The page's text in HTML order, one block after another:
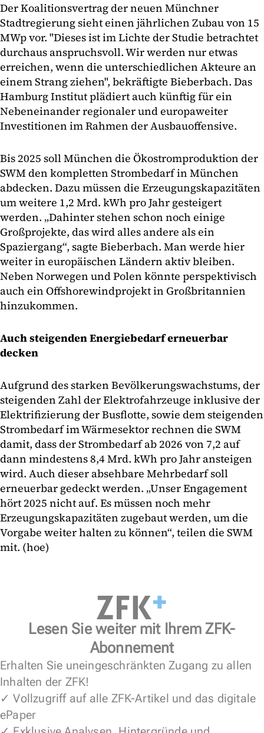
Der Koalitionsvertrag der neuen Münchner
Stadtregierung sieht einen jährlichen Zubau von 15
MWp vor. "Dieses ist im Lichte der Studie betrachtet
durchaus anspruchsvoll. Wir werden nur etwas
erreichen, wenn die unterschiedlichen Akteure an
einem Strang ziehen", bekräftigte Bieberbach. Das
Hamburg Institut plädiert auch künftig für ein
Nebeneinander regionaler und europaweiter
Investitionen im Rahmen der Ausbauoffensive.
Bis 2025 soll München die Ökostromproduktion der
SWM den kompletten Strombedarf in München
abdecken. Dazu müssen die Erzeugungskapazitäten
um weitere 1,2 Mrd. kWh pro Jahr gesteigert
werden. „Dahinter stehen schon noch einige
Großprojekte, das wird alles andere als ein
Spaziergang“, sagte Bieberbach. Man werde hier
weiter in europäischen Ländern aktiv bleiben.
Neben Norwegen und Polen könnte perspektivisch
auch ein Offshorewindprojekt in Großbritannien
hinzukommen.
Auch steigenden Energiebedarf erneuerbar
decken
Aufgrund des starken Bevölkerungswachstums, der
steigenden Zahl der Elektrofahrzeuge inklusive der
Elektrifizierung der Busflotte, sowie dem steigenden
Strombedarf im Wärmesektor rechnen die SWM
damit, dass der Strombedarf ab 2026 von 7,2 auf
dann mindestens 8,4 Mrd. kWh pro Jahr ansteigen
wird. Auch dieser absehbare Mehrbedarf soll
erneuerbar gedeckt werden. „Unser Engagement
hört 2025 nicht auf. Es müssen noch mehr
Erzeugungskapazitäten zugebaut werden, um die
Vorgabe weiter halten zu können“, teilen die SWM
mit. (hoe)
Lesen Sie weiter mit Ihrem ZFK-
Abonnement
Erhalten Sie uneingeschränkten Zugang zu allen
Inhalten der ZFK!
✓ Vollzugriff auf alle ZFK-Artikel und das digitale
ePaper